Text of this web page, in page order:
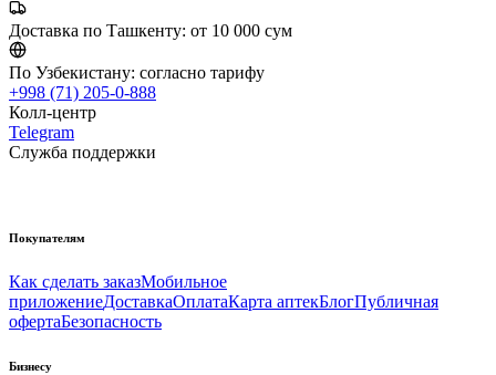
Доставка по Ташкенту: от 10 000 сум
По Узбекистану: согласно тарифу
+998 (71) 205-0-888
Колл-центр
Telegram
Служба поддержки
Покупателям
Как сделать заказМобильное
приложениеДоставкаОплатаКарта аптекБлогПубличная
офертаБезопасность
Бизнесу